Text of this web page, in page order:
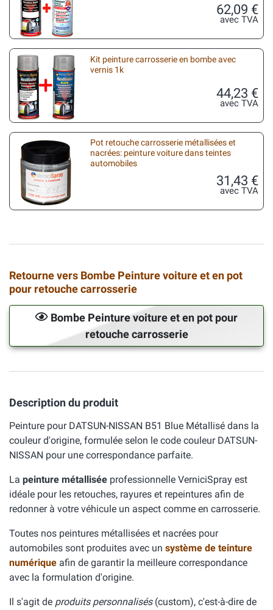
62,09 €
avec TVA
Kit peinture carrosserie en bombe avec
vernis 1k
44,23 €
avec TVA
Pot retouche carrosserie métallisées et
nacrées: peinture voiture dans teintes
automobiles
31,43 €
avec TVA
Retourne vers Bombe Peinture voiture et en pot
pour retouche carrosserie
Bombe Peinture voiture et en pot pour
retouche carrosserie
Description du produit
Peinture pour DATSUN-NISSAN B51 Blue Métallisé dans la
couleur d'origine, formulée selon le code couleur DATSUN-
NISSAN pour une correspondance parfaite.
La peinture métallisée professionnelle VerniciSpray est
idéale pour les retouches, rayures et repeintures afin de
redonner à votre véhicule un aspect comme en carrosserie.
Toutes nos peintures métallisées et nacrées pour
automobiles sont produites avec un système de teinture
numérique afin de garantir la meilleure correspondance
avec la formulation d'origine.
Il s'agit de produits personnalisés(custom), c'est-à-dire de